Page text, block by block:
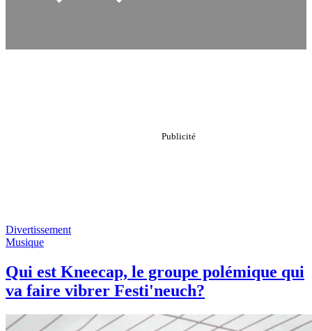
Divertissement
Musique
Qui est Kneecap, le groupe polémique qui
va faire vibrer Festi'neuch?